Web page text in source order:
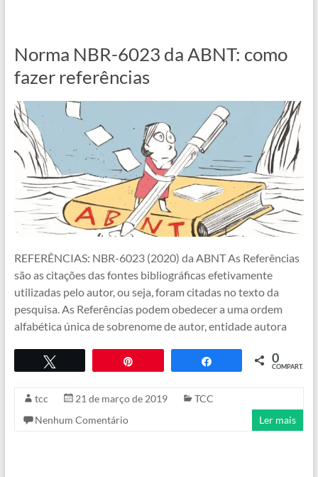
Norma NBR-6023 da ABNT: como
fazer referências
REFERÊNCIAS: NBR-6023 (2020) da ABNT As Referências
são as citações das fontes bibliográficas efetivamente
utilizadas pelo autor, ou seja, foram citadas no texto da
pesquisa. As Referências podem obedecer a uma ordem
alfabética única de sobrenome de autor, entidade autora
0
COMPART.
tcc 21 de março de 2019
TCC
Nenhum Comentário
Ler mais